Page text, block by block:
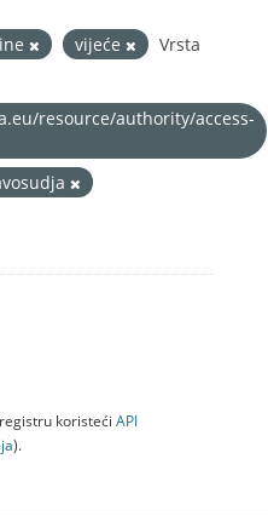
vijeće
Vrsta
resource/authority/access-
koristeći API
).